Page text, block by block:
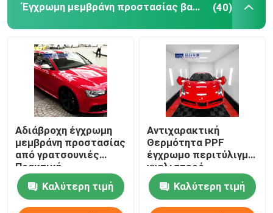
Έγχρωμη μεμβράνη προστασίας βαφής (40)
Αδιάβροχη έγχρωμη
μεμβράνη προστασίας
από γρατσουνιές
Πρακτική
Καλύτερη τιμή
Αντιχαρακτική
Θερμότητα PPF
έγχρωμο περιτύλιγμα,
γυαλιστερό
μεταλλικό βαμπίρ
κόκκινο περιτύλιγμα
βινυλίου
Καλύτερη τιμή